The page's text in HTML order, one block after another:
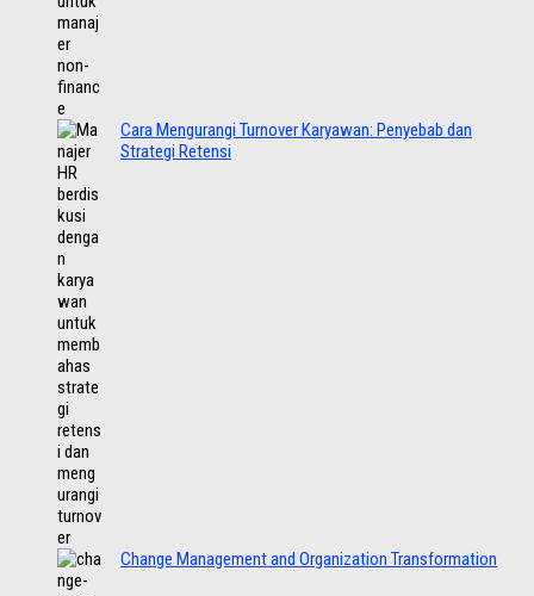
Cara Mengurangi Turnover Karyawan: Penyebab dan
Strategi Retensi
Change Management and Organization Transformation